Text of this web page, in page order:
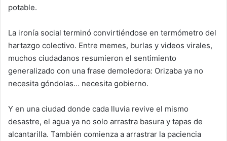
potable.
La ironía social terminó convirtiéndose en termómetro del
hartazgo colectivo. Entre memes, burlas y videos virales,
muchos ciudadanos resumieron el sentimiento
generalizado con una frase demoledora: Orizaba ya no
necesita góndolas… necesita gobierno.
Y en una ciudad donde cada lluvia revive el mismo
desastre, el agua ya no solo arrastra basura y tapas de
alcantarilla. También comienza a arrastrar la paciencia